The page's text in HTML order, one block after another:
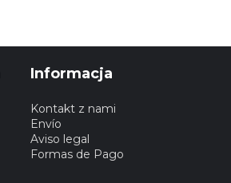
Informacja
Kontakt z nami
Envío
Aviso legal
Formas de Pago